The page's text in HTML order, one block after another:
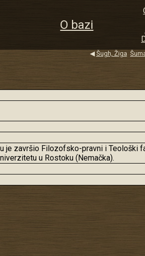
O bazi
◀ Šugh, Žiga
je završio Filozofsko-pravni i Teološki
u Rostoku (Nemačka).